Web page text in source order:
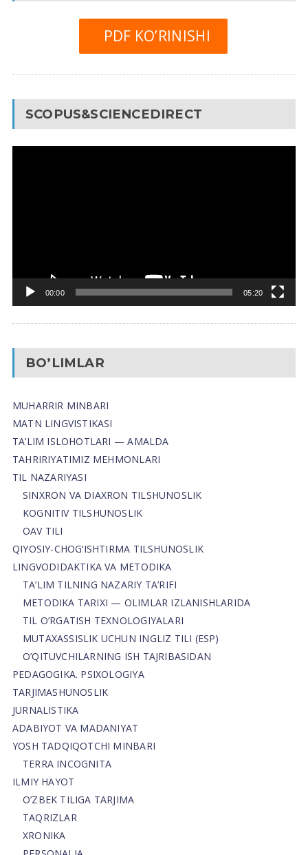
PDF KO’RINISHI
SCOPUS&SCIENCEDIRECT
00:00 05:20
BO’LIMLAR
MUHARRIR MINBARI
MATN LINGVISTIKASI
TA’LIM ISLOHOTLARI — AMALDA
TAHRIRIYATIMIZ MEHMONLARI
TIL NAZARIYASI
SINXRON VA DIAXRON TILSHUNOSLIK
KOGNITIV TILSHUNOSLIK
OAV TILI
QIYOSIY-CHOG‘ISHTIRMA TILSHUNOSLIK
LINGVODIDAKTIKA VA METODIKA
TA’LIM TILNING NAZARIY TA’RIFI
METODIKA TARIXI — OLIMLAR IZLANISHLARIDA
TIL O’RGATISH TEXNOLOGIYALARI
MUTAXASSISLIK UCHUN INGLIZ TILI (ESP)
O’QITUVCHILARNING ISH TAJRIBASIDAN
PEDAGOGIKA. PSIXOLOGIYA
TARJIMASHUNOSLIK
JURNALISTIKA
ADABIYOT VA MADANIYAT
YOSH TADQIQOTCHI MINBARI
TERRA INCOGNITA
ILMIY HAYOT
O’ZBEK TILIGA TARJIMA
TAQRIZLAR
XRONIKA